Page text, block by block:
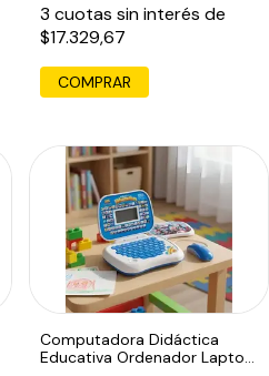
3 cuotas sin interés de
$17.329,67
COMPRAR
Computadora Didáctica
Educativa Ordenador Laptop